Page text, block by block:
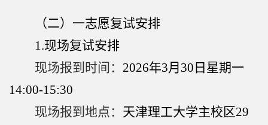
（二）一志愿复试安排
1.现场复试安排
现场报到时间： 2026年3月 30 日星期一
14:00-15:30
现场报到地点： 天津理工大学主校区29